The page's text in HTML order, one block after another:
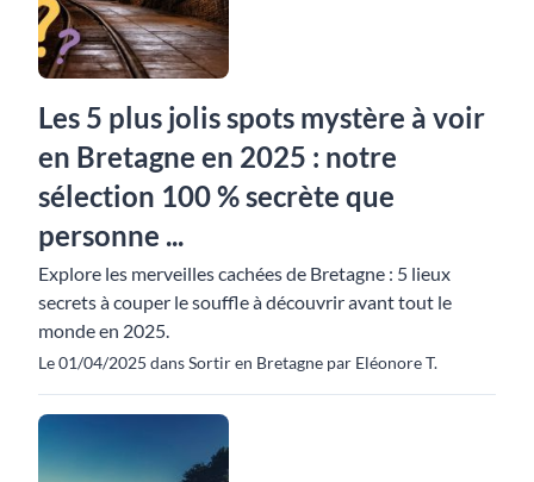
Les 5 plus jolis spots mystère à voir
en Bretagne en 2025 : notre
sélection 100 % secrète que
personne ...
Explore les merveilles cachées de Bretagne : 5 lieux
secrets à couper le souffle à découvrir avant tout le
monde en 2025.
Le 01/04/2025 dans Sortir en Bretagne par Eléonore T.